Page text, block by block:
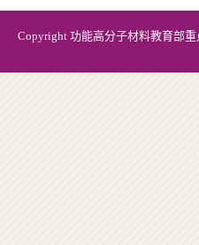
Copyright 功能高分子材料教育部